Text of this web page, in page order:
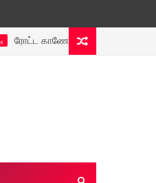
வெறும் ஜல்லி மட்டுமே..?